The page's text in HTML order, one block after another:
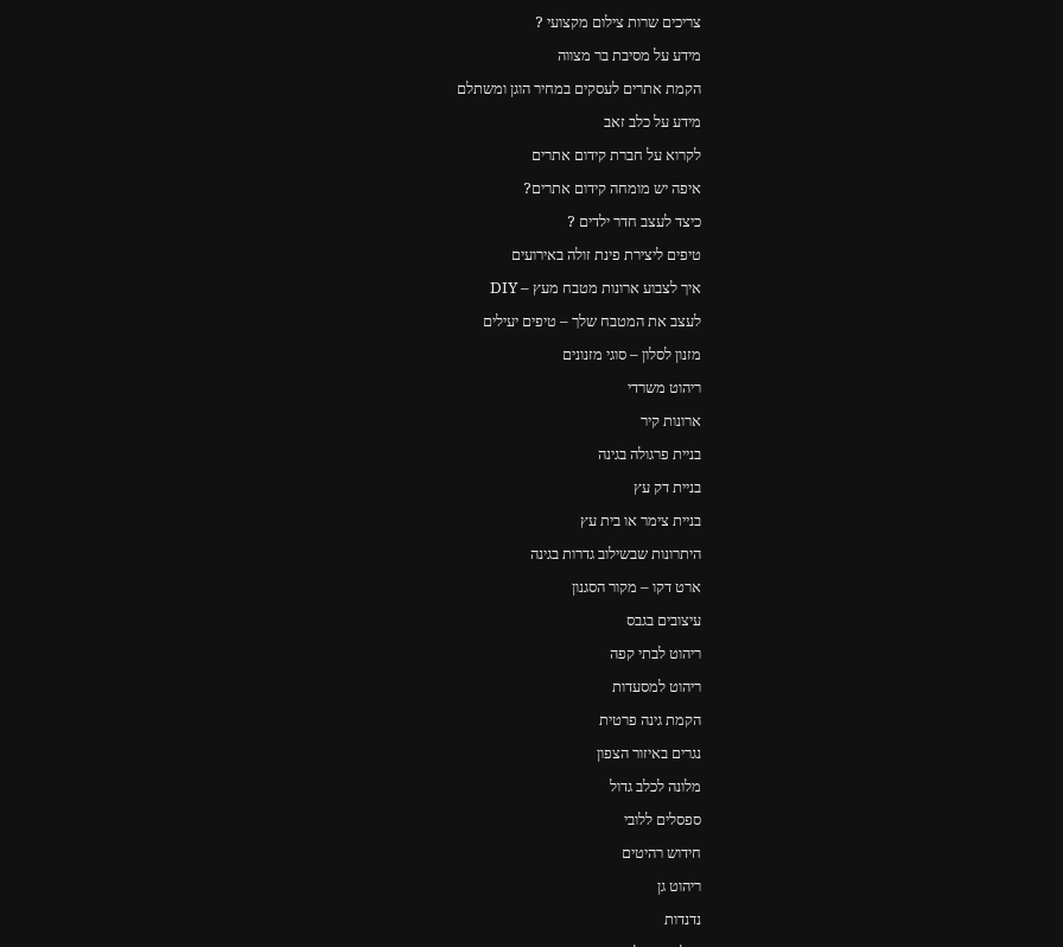
צריכים שרות צילום מקצועי ?
מידע על מסיבת בר מצווה
הקמת אתרים לעסקים במחיר הוגן ומשתלם
מידע על כלב זאב
לקרוא על חברת קידום אתרים
איפה יש מומחה קידום אתרים?
כיצד לעצב חדר ילדים ?
טיפים ליצירת פינת זולה באירועים
איך לצבוע ארונות מטבח מעץ – DIY
לעצב את המטבח שלך – טיפים יעילים
מזנון לסלון – סוגי מזנונים
ריהוט משרדי
ארונות קיר
בניית פרגולה בגינה
בניית דק עץ
בניית צימר או בית עץ
היתרונות שבשילוב גדרות בגינה
ארט דקו – מקור הסגנון
עיצובים בגבס
ריהוט לבתי קפה
ריהוט למסעדות
הקמת גינה פרטית
נגרים באיזור הצפון
מלונה לכלב גדול
ספסלים ללובי
חידוש רהיטים
ריהוט גן
נדנדות